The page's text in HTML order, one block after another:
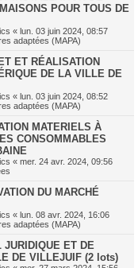
POUR TOUS DE
« lun. 03 juin 2024, 08:57
adaptées (MAPA)
ET RÉALISATION
DE LA VILLE DE
« lun. 03 juin 2024, 08:52
adaptées (MAPA)
MATERIELS À
CONSOMMABLES
« mer. 24 avr. 2024, 09:56
DU MARCHÉ
« lun. 08 avr. 2024, 16:06
adaptées (MAPA)
JURIDIQUE ET DE
DE VILLEJUIF (2 lots)